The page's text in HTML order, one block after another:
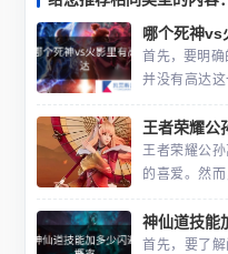
哪个死神vs
首先，要明
并没有高达
不同的版本
定义版本。因
S火影》版本
王者荣耀公
王者荣耀公
的喜爱。然
形象置于了完
离旗袍全开
事。这个情节
神仙道技能
首先，要了解